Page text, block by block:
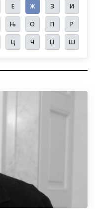
Е Ж З И
Њ О П Р
Ц Ч Џ Ш